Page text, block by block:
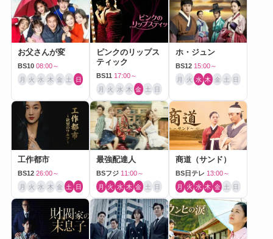
お父さんが変
BS10 08:00～
月 火 水 木 金 土 日
ピンクのリップス
ティック
BS11 17:00～
月 火 水 木 金 土 日
ホ・ジュン
BS12 15:00～
月 火 水 木 金 土 日
工作都市
BS12 26:00～
月 火 水 木 金 土 日
最強配達人
BSフジ 11:00～
月 火 水 木 金 土 日
商道（サンド）
BS日テレ 13:00～
月 火 水 木 金 土 日